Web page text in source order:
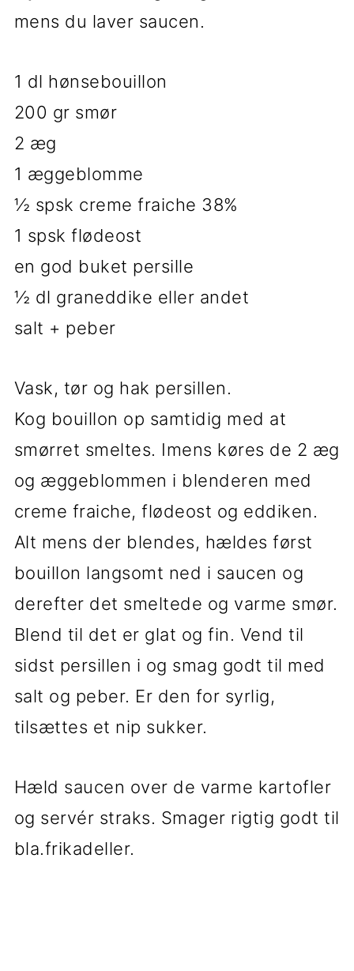
mens du laver saucen.
1 dl hønsebouillon
200 gr smør
2 æg
1 æggeblomme
½ spsk creme fraiche 38%
1 spsk flødeost
en god buket persille
½ dl graneddike eller andet
salt + peber
Vask, tør og hak persillen.
Kog bouillon op samtidig med at
smørret smeltes. Imens køres de 2 æg
og æggeblommen i blenderen med
creme fraiche, flødeost og eddiken.
Alt mens der blendes, hældes først
bouillon langsomt ned i saucen og
derefter det smeltede og varme smør.
Blend til det er glat og fin. Vend til
sidst persillen i og smag godt til med
salt og peber. Er den for syrlig,
tilsættes et nip sukker.
Hæld saucen over de varme kartofler
og servér straks. Smager rigtig godt til
bla.frikadeller.